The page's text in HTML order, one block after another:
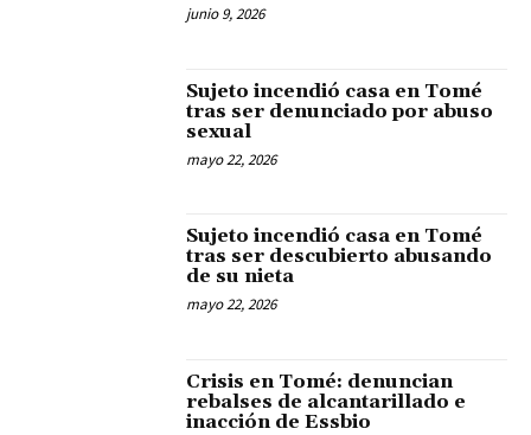
junio 9, 2026
Sujeto incendió casa en Tomé
tras ser denunciado por abuso
sexual
mayo 22, 2026
Sujeto incendió casa en Tomé
tras ser descubierto abusando
de su nieta
mayo 22, 2026
Crisis en Tomé: denuncian
rebalses de alcantarillado e
inacción de Essbio